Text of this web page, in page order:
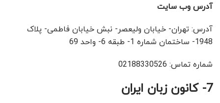
آدرس وب سایت
آدرس: تهران- خیابان ولیعصر- نبش خیابان فاطمی- پلاک
1948- ساختمان شماره 1- طبقه 6- واحد 69
شماره تماس: 02188330526
7- کانون زبان ایران